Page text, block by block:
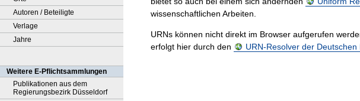
Autoren / Beteiligte
Verlage
Jahre
Weitere E-Pflichtsammlungen
Publikationen aus dem
Regierungsbezirk Düsseldorf
wissenschaftlichen Arbeiten.
URNs können nicht direkt im Browser aufgerufen
erfolgt hier durch den
URN-Resolver der